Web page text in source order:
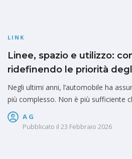
LINK
Linee, spazio e utilizzo:
ridefinendo le priorità
Negli ultimi anni, l’automobile ha
più complesso. Non è più sufficiente
A G
Pubblicato il 23 Febbraio 2026